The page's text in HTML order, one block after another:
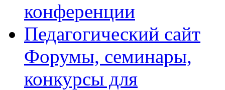
конференции
Педагогический сайт
Форумы, семинары,
конкурсы для